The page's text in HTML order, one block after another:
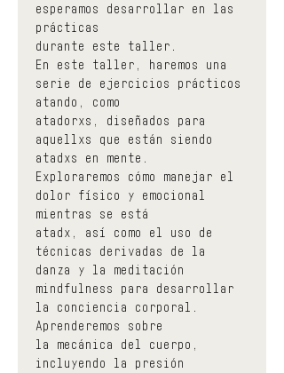
esperamos desarrollar en las
prácticas
durante este taller.
En este taller, haremos una
serie de ejercicios prácticos
atando, como
atadorxs, diseñados para
aquellxs que están siendo
atadxs en mente.
Exploraremos cómo manejar el
dolor físico y emocional
mientras se está
atadx, así como el uso de
técnicas derivadas de la
danza y la meditación
mindfulness para desarrollar
la conciencia corporal.
Aprenderemos sobre
la mecánica del cuerpo,
incluyendo la presión